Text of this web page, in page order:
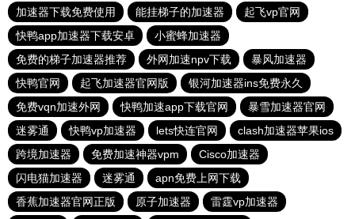
加速器下载免费使用
能挂梯子的加速器
起飞vp官网
快鸭app加速器下载安卓
小蜜蜂加速器
免费的梯子加速器推荐
外网加速npv下载
暴风加速器
快鸭官网
起飞加速器官网版
银河加速器ins免费永久
免费vqn加速外网
快鸭加速app下载官网
暴雪加速器官网
迷雾通
快鸭vp加速器 lets快连官网
clash加速器苹果ios
跨境加速器
免费加速神器vpm
Cisco加速器
闪电猫加速器
迷雾通
apn免费上网下载
香蕉加速器官网正版
原子加速器 雷霆vp加速器